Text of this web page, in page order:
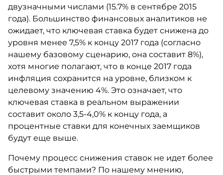
двузначными числами (15.7% в сентябре 2015
года). Большинство финансовых аналитиков не
ожидает, что ключевая ставка будет снижена до
уровня менее 7,5% к концу 2017 года (согласно
нашему базовому сценарию, она составит 8%),
хотя многие полагают, что в конце 2017 года
инфляция сохранится на уровне, близком к
целевому значению 4%. Это означает, что
ключевая ставка в реальном выражении
составит около 3,5-4,0% к концу года, а
процентные ставки для конечных заемщиков
будут еще выше.
Почему процесс снижения ставок не идет более
быстрыми темпами? По нашему мнению,